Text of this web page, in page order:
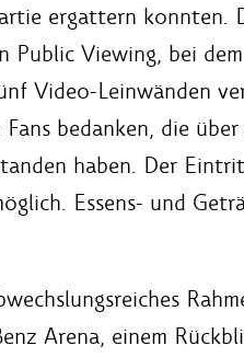
ergattern konnten.
Public Viewing, bei
Video-Leinwänden
bedanken, die
haben. Der
Essens- und
Arena, einem